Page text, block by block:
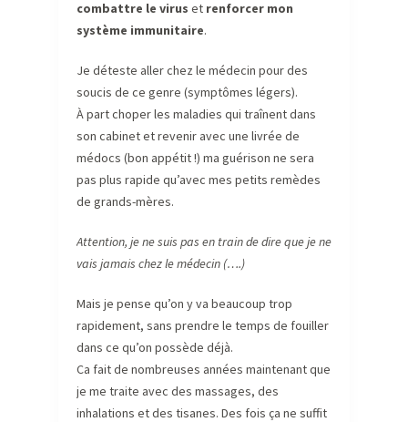
combattre le virus et renforcer mon
système immunitaire.
Je déteste aller chez le médecin pour des
soucis de ce genre (symptômes légers).
À part choper les maladies qui traînent dans
son cabinet et revenir avec une livrée de
médocs (bon appétit !) ma guérison ne sera
pas plus rapide qu’avec mes petits remèdes
de grands-mères.
Attention, je ne suis pas en train de dire que je ne
vais jamais chez le médecin (….)
Mais je pense qu’on y va beaucoup trop
rapidement, sans prendre le temps de fouiller
dans ce qu’on possède déjà.
Ca fait de nombreuses années maintenant que
je me traite avec des massages, des
inhalations et des tisanes. Des fois ça ne suffit